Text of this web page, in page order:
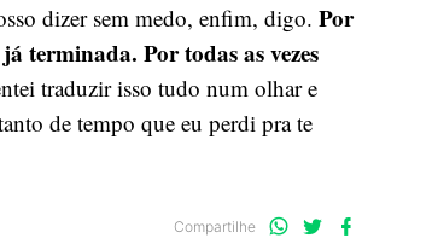
dizer sem medo, enfim, digo.Por
terminada. Por todas as vezes
traduzir isso tudo num olhar e
de tempo que eu perdi pra te
Compartilhe
Compartilhe
Compartilhe